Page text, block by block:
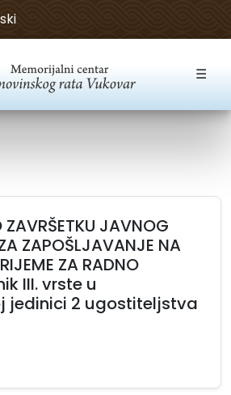
☰
JAVNOG
ZAPOŠLJAVANJE NA
ZA RADNO
III. vrste u
jedinici 2 ugostiteljstva